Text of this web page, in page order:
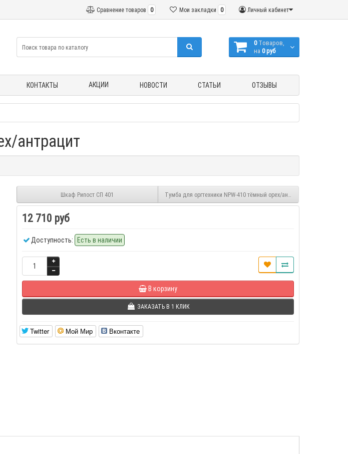
Личный кабинет
Мои закладки 0
Сравнение товаров 0
0 Tоваров,
на 0 руб
КОНТАКТЫ АКЦИИ НОВОСТИ СТАТЬИ ОТЗЫВЫ
антрацит
Шкаф Рипост СП 401 Тумба для оргтехники NPW-410 тёмный орех/антрацит
12 710 руб
Доступность: Есть в наличии
В корзину
ЗАКАЗАТЬ В 1 КЛИК
Twitter Мой Мир Вконтакте